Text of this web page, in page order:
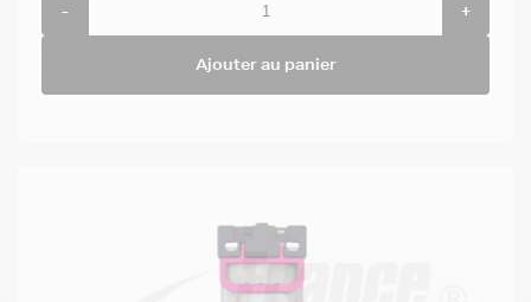
- +
Ajouter au panier